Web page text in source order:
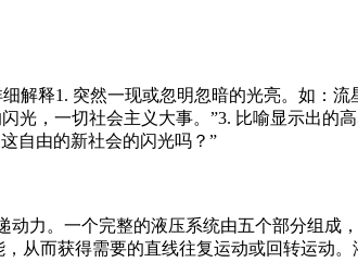
解释1. 突然一现或忽明忽暗的光亮。如：
光，一切社会主义大事。”3. 比喻显示出的
自由的新社会的闪光吗？”
力。一个完整的液压系统由五个部分组成
，从而获得需要的直线往复运动或回转运动